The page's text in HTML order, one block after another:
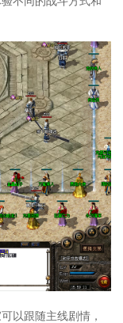
以跟随主线剧情，